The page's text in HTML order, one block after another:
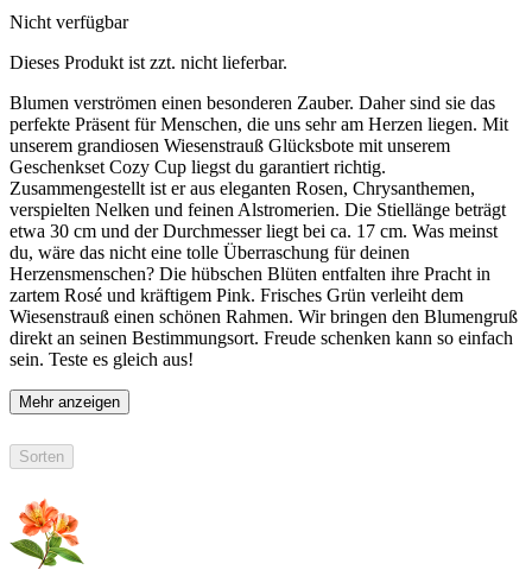
Nicht verfügbar
Dieses Produkt ist zzt. nicht lieferbar.
Blumen verströmen einen besonderen Zauber. Daher sind sie das
perfekte Präsent für Menschen, die uns sehr am Herzen liegen. Mit
unserem grandiosen Wiesenstrauß Glücksbote mit unserem
Geschenkset Cozy Cup liegst du garantiert richtig.
Zusammengestellt ist er aus eleganten Rosen, Chrysanthemen,
verspielten Nelken und feinen Alstromerien. Die Stiellänge beträgt
etwa 30 cm und der Durchmesser liegt bei ca. 17 cm. Was meinst
du, wäre das nicht eine tolle Überraschung für deinen
Herzensmenschen? Die hübschen Blüten entfalten ihre Pracht in
zartem Rosé und kräftigem Pink. Frisches Grün verleiht dem
Wiesenstrauß einen schönen Rahmen. Wir bringen den Blumengruß
direkt an seinen Bestimmungsort. Freude schenken kann so einfach
sein. Teste es gleich aus!
Mehr anzeigen
Sorten